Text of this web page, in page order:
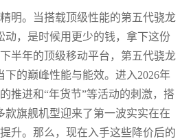
明。当搭载顶级性能的第五代骁龙
动，是时候用更少的钱，拿下这份
半年的顶级移动平台，第五代骁龙
下的巅峰性能与能效。进入2026年
推进和“年货节”等活动的刺激，搭
款旗舰机型迎来了第一波实实在在
升。那么，现在入手这些降价后的